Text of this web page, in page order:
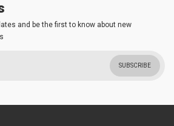
and be the first to know about new
SUBSCRIBE